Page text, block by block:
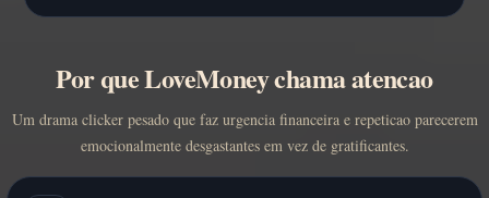
Por que LoveMoney chama atencao
Um drama clicker pesado que faz urgencia financeira e repeticao parecerem
emocionalmente desgastantes em vez de gratificantes.